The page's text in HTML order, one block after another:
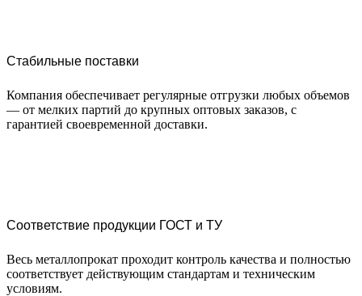
Стабильные поставки
Компания обеспечивает регулярные отгрузки любых объемов
— от мелких партий до крупных оптовых заказов, с
гарантией своевременной доставки.
Соответствие продукции ГОСТ и ТУ
Весь металлопрокат проходит контроль качества и полностью
соответствует действующим стандартам и техническим
условиям.